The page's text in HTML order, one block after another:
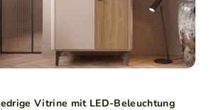
Vitrine mit LED-Beleuchtung